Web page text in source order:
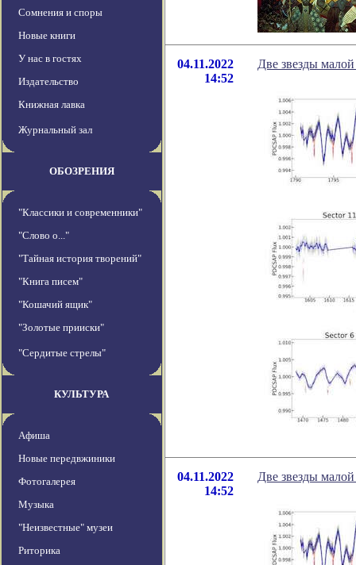
Сомнения и споры
Новые книги
У нас в гостях
Издательство
Книжная лавка
Журнальный зал
ОБОЗРЕНИЯ
"Классики и современники"
"Слово о..."
"Тайная история творений"
"Книга писем"
"Кошачий ящик"
"Золотые прииски"
"Сердитые стрелы"
КУЛЬТУРА
Афиша
Новые передвжиники
Фотогалерея
Музыка
"Неизвестные" музеи
Риторика
04.11.2022
14:52
Две звезды
04.11.2022
14:52
Две звезды